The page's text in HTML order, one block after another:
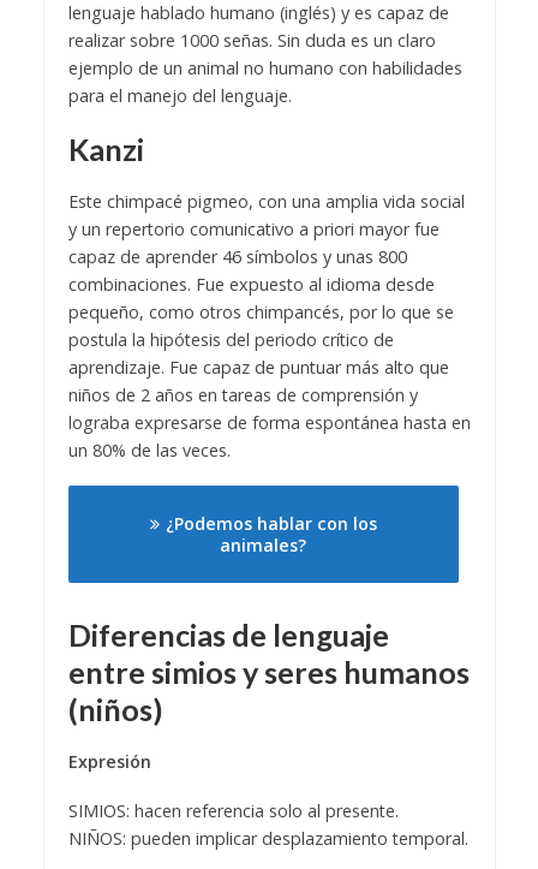
lenguaje hablado humano (inglés) y es capaz de
realizar sobre 1000 señas. Sin duda es un claro
ejemplo de un animal no humano con habilidades
para el manejo del lenguaje.
Kanzi
Este chimpacé pigmeo, con una amplia vida social
y un repertorio comunicativo a priori mayor fue
capaz de aprender 46 símbolos y unas 800
combinaciones. Fue expuesto al idioma desde
pequeño, como otros chimpancés, por lo que se
postula la hipótesis del periodo crítico de
aprendizaje. Fue capaz de puntuar más alto que
niños de 2 años en tareas de comprensión y
lograba expresarse de forma espontánea hasta en
un 80% de las veces.
¿Podemos hablar con los
animales?
Diferencias de lenguaje
entre simios y seres humanos
(niños)
Expresión
SIMIOS: hacen referencia solo al presente.
NIÑOS: pueden implicar desplazamiento temporal.